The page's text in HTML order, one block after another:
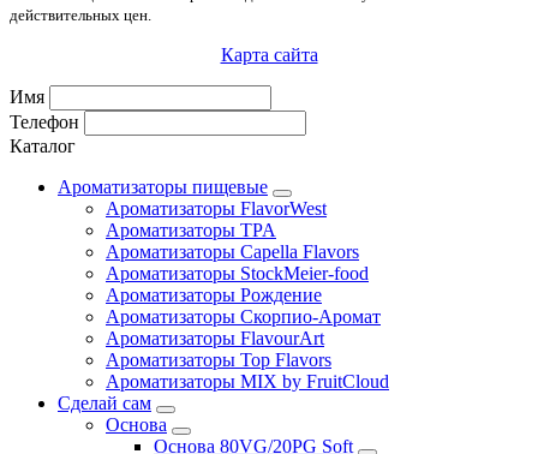
действительных цен.
Карта сайта
Имя
Телефон
Каталог
Ароматизаторы пищевые
Ароматизаторы FlavorWest
Ароматизаторы TPA
Ароматизаторы Capella Flavors
Ароматизаторы StockMeier-food
Ароматизаторы Рождение
Ароматизаторы Скорпио-Аромат
Ароматизаторы FlavourArt
Ароматизаторы Top Flavors
Ароматизаторы MIX by FruitCloud
Сделай сам
Основа
Основа 80VG/20PG Soft